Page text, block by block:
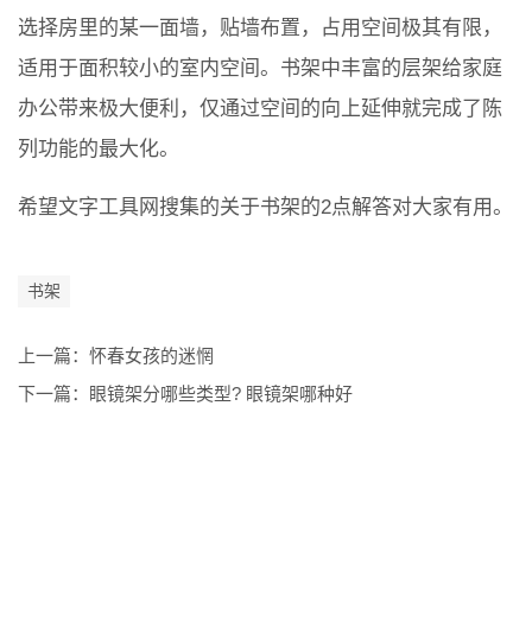
选择房里的某一面墙，贴墙布置，占用空间极其有限，
适用于面积较小的室内空间。书架中丰富的层架给家庭
办公带来极大便利，仅通过空间的向上延伸就完成了陈
列功能的最大化。
希望文字工具网搜集的关于书架的2点解答对大家有用。
书架
上一篇： 怀春女孩的迷惘
下一篇：
眼镜架分哪些类型? 眼镜架哪种好